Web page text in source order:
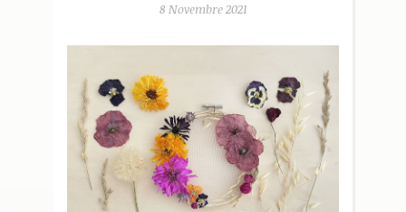
8 Novembre 2021